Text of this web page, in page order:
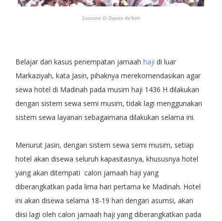
Suasana Di Depan Ka'bah
Belajar dari kasus penempatan jamaah haji di luar
Markaziyah, kata Jasin, pihaknya merekomendasikan agar
sewa hotel di Madinah pada musim haji 1436 H dilakukan
dengan sistem sewa semi musim, tidak lagi menggunakan
sistem sewa layanan sebagaimana dilakukan selama ini.
Menurut Jasin, dengan sistem sewa semi musim, setiap
hotel akan disewa seluruh kapasitasnya, khususnya hotel
yang akan ditempati calon jamaah haji yang
diberangkatkan pada lima hari pertama ke Madinah. Hotel
ini akan disewa selama 18-19 hari dengan asumsi, akan
diisi lagi oleh calon jamaah haji yang diberangkatkan pada